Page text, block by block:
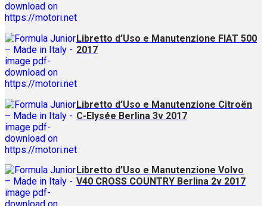
Libretto d’Uso e Manutenzione FIAT 500
2017
Libretto d’Uso e Manutenzione Citroën
C-Elysée Berlina 3v 2017
Libretto d’Uso e Manutenzione Volvo
V40 CROSS COUNTRY Berlina 2v 2017